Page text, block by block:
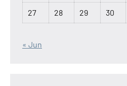
27 28 29 30
« Jun